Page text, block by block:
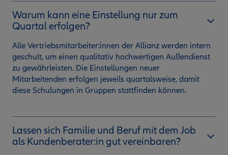
Warum kann eine Einstellung nur zum
Quartal erfolgen?
Alle Vertriebsmitarbeiter:innen der Allianz werden intern
geschult, um einen qualitativ hochwertigen Außendienst
zu gewährleisten. Die Einstellungen neuer
Mitarbeitenden erfolgen jeweils quartalsweise, damit
diese Schulungen in Gruppen stattfinden können.
Lassen sich Familie und Beruf mit dem Job
als Kundenberater:in gut vereinbaren?